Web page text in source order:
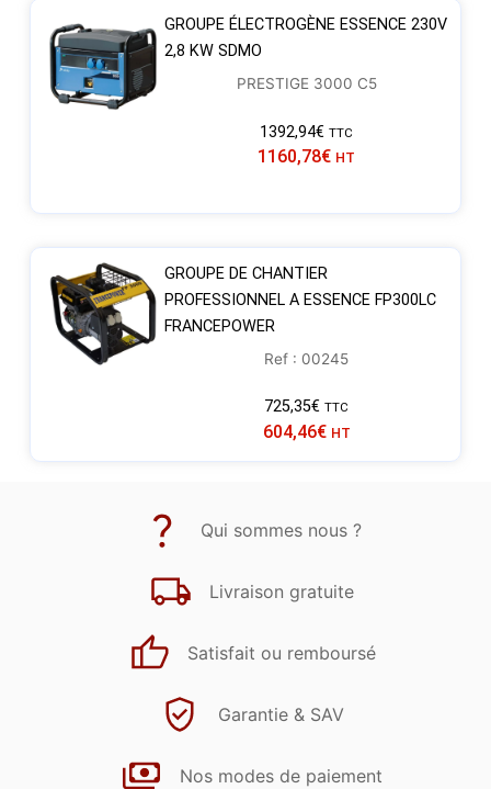
GROUPE ÉLECTROGÈNE ESSENCE 230V
2,8 KW SDMO
PRESTIGE 3000 C5
1392,94€ TTC
1160,78€ HT
GROUPE DE CHANTIER
PROFESSIONNEL A ESSENCE FP300LC
FRANCEPOWER
Ref : 00245
725,35€ TTC
604,46€ HT
Qui sommes nous ?
Livraison gratuite
Satisfait ou remboursé
Garantie & SAV
Nos modes de paiement